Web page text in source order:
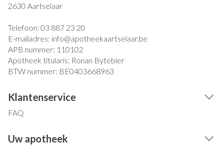
2630 Aartselaar
Telefoon: 03 887 23 20
E-mailadres: info@apotheekaartselaar.be
APB nummer: 110102
Apotheek titularis: Ronan Bytebier
BTW nummer: BE0403668963
Klantenservice
FAQ
Uw apotheek